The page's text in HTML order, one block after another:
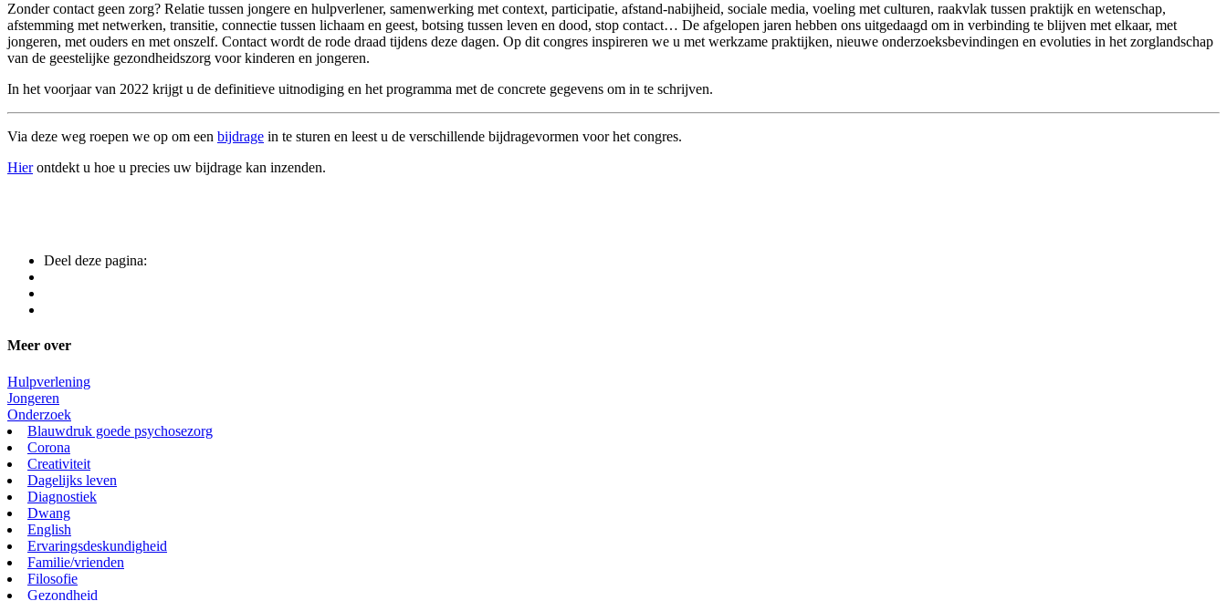
Zonder contact geen zorg? Relatie tussen jongere en hulpverlener, samenwerking met context, participatie, afstand-nabijheid, sociale media, voeling met culturen, raakvlak tussen praktijk en wetenschap,
afstemming met netwerken, transitie, connectie tussen lichaam en geest, botsing tussen leven en dood, stop contact… De afgelopen jaren hebben ons uitgedaagd om in verbinding te blijven met elkaar, met
jongeren, met ouders en met onszelf. Contact wordt de rode draad tijdens deze dagen. Op dit congres inspireren we u met werkzame praktijken, nieuwe onderzoeksbevindingen en evoluties in het zorglandschap
van de geestelijke gezondheidszorg voor kinderen en jongeren.
In het voorjaar van 2022 krijgt u de definitieve uitnodiging en het programma met de concrete gegevens om in te schrijven.
Via deze weg roepen we op om een bijdrage in te sturen en leest u de verschillende bijdragevormen voor het congres.
Hierontdekt u hoe u precies uw bijdrage kan inzenden.
Deel deze pagina:
Meer over
Hulpverlening
Jongeren
Onderzoek
Blauwdruk goede psychosezorg
Corona
Creativiteit
Dagelijks leven
Diagnostiek
Dwang
English
Ervaringsdeskundigheid
Familie/vrienden
Filosofie
Gezondheid